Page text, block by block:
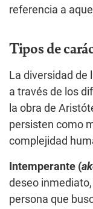
referencia a
Tipos de
La diversidad
a través de los
la obra de
persisten como
complejidad
Intemperante (
deseo
persona que